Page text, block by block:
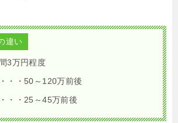
違い
3万円程度
・・50～120万前後
・・25～45万前後